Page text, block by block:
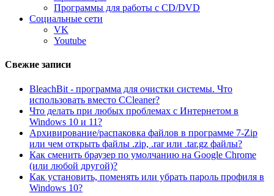
Программы для работы с CD/DVD
Социальные сети
VK
Youtube
Свежие записи
BleachBit - программа для очистки системы. Что
использовать вместо CCleaner?
Что делать при любых проблемах с Интернетом в
Windows 10 и 11?
Архивирование/распаковка файлов в программе 7-Zip
или чем открыть файлы .zip, .rar или .tar.gz файлы?
Как сменить браузер по умолчанию на Google Chrome
(или любой другой)?
Как установить, поменять или убрать пароль профиля в
Windows 10?